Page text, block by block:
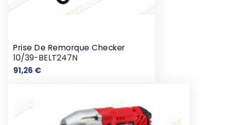
Prise De Remorque Checker
10/39-BELT247N
91,26 €Prix